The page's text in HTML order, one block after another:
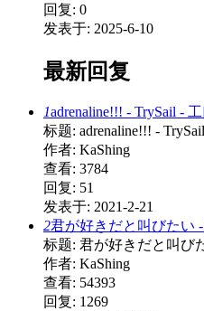
回复: 0
发表于: 2025-6-10
最新回复
1adrenaline!!! - TrySail -
标题: adrenaline!!! -
作者: KaShing
查看: 3784
回复: 51
发表于: 2021-2-21
2君が好きだと叫びたい
标题: 君が好きだと叫び
作者: KaShing
查看: 54393
回复: 1269